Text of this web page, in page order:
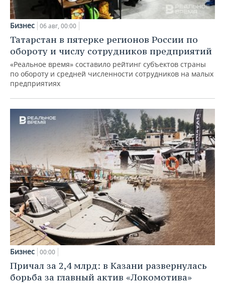
Бизнес 06 авг, 00:00
Татарстан в пятерке регионов России по
обороту и числу сотрудников предприятий
«Реальное время» составило рейтинг субъектов страны
по обороту и средней численности сотрудников на малых
предприятиях
Бизнес 00:00
Причал за 2,4 млрд: в Казани развернулась
борьба за главный актив «Локомотива»